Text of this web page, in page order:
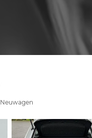
Neuwagen